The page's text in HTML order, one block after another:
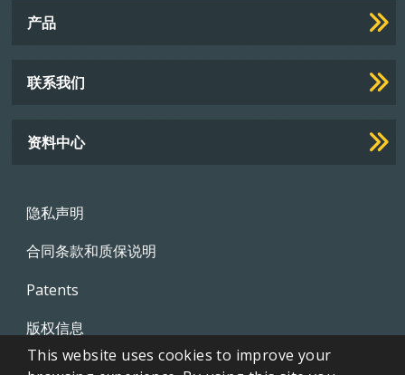
产品
联系我们
资料中心
Footer
隐私声明
合同条款和质保说明
Patents
版权信息
视频库
This website uses cookies to improve your